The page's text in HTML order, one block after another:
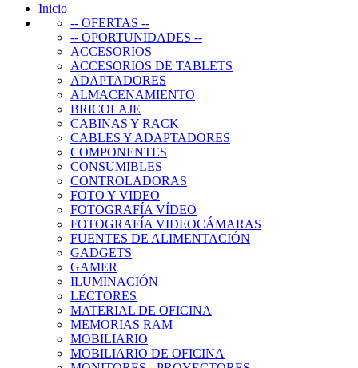
Inicio
-- OFERTAS --
-- OPORTUNIDADES --
ACCESORIOS
ACCESORIOS DE TABLETS
ADAPTADORES
ALMACENAMIENTO
BRICOLAJE
CABINAS Y RACK
CABLES Y ADAPTADORES
COMPONENTES
CONSUMIBLES
CONTROLADORAS
FOTO Y VIDEO
FOTOGRAFÍA VÍDEO
FOTOGRAFÍA VIDEOCÁMARAS
FUENTES DE ALIMENTACIÓN
GADGETS
GAMER
ILUMINACIÓN
LECTORES
MATERIAL DE OFICINA
MEMORIAS RAM
MOBILIARIO
MOBILIARIO DE OFICINA